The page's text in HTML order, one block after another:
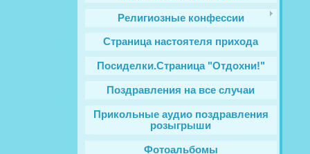
Религиозные конфессии
Cтраница настоятеля прихода
Посиделки.Страница "Отдохни!"
Поздравления на все случаи
Прикольные аудио поздравления
розыгрыши
Фотоальбомы